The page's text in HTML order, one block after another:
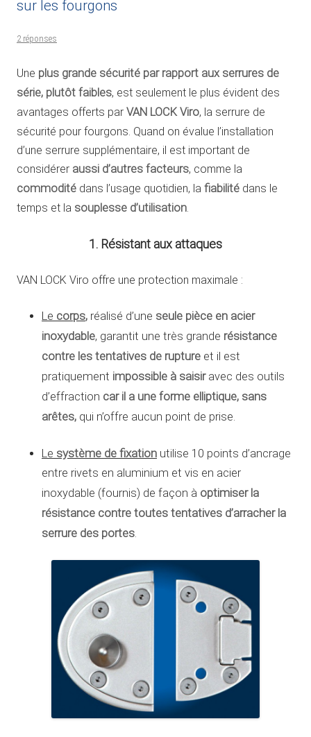
sur les fourgons
2 réponses
Une plus grande sécurité par rapport aux serrures de
série, plutôt faibles, est seulement le plus évident des
avantages offerts par VAN LOCK Viro, la serrure de
sécurité pour fourgons. Quand on évalue l’installation
d’une serrure supplémentaire, il est important de
considérer aussi d’autres facteurs, comme la
commodité dans l’usage quotidien, la fiabilité dans le
temps et la souplesse d’utilisation.
1. Résistant aux attaques
VAN LOCK Viro offre une protection maximale :
Le corps, réalisé d’une seule pièce en acier
inoxydable, garantit une très grande résistance
contre les tentatives de rupture et il est
pratiquement impossible à saisiravec des outils
d’effraction car il a une forme elliptique, sans
arêtes, qui n’offre aucun point de prise.
Le système de fixation utilise 10 points d’ancrage
entre rivets en aluminium et vis en acier
inoxydable (fournis) de façon à optimiser la
résistance contre toutes tentatives d’arracher la
serrure des portes.